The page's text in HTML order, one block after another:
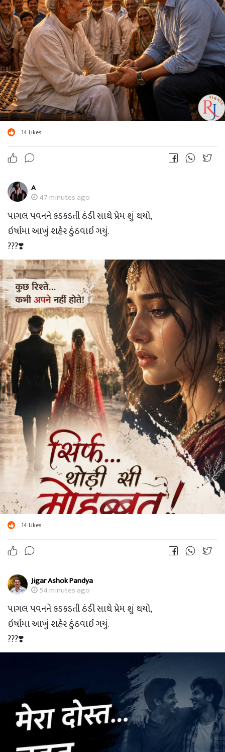
14Likes
A
47 minutes ago
પાગલ પવનને કડકડતી ઠંડી સાથે પ્રેમ શું થયો,
ઇર્ષામા આખું શહેર ઠુંઠવાઈ ગયું.
???❣️
14Likes
Jigar Ashok Pandya
54 minutes ago
પાગલ પવનને કડકડતી ઠંડી સાથે પ્રેમ શું થયો,
ઇર્ષામા આખું શહેર ઠુંઠવાઈ ગયું.
???❣️